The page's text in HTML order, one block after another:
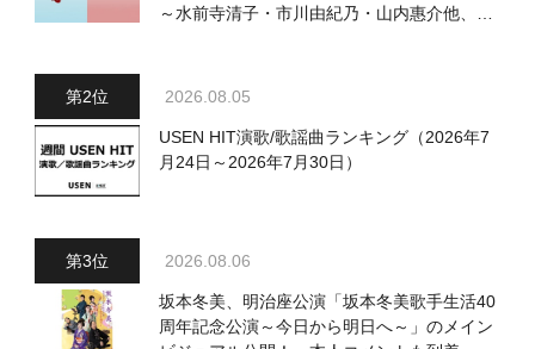
～水前寺清子・市川由紀乃・山内惠介他、
2026.08.05
USEN HIT演歌/歌謡曲ランキング（2026年7
月24日～2026年7月30日）
2026.08.06
坂本冬美、明治座公演「坂本冬美歌手生活40
周年記念公演～今日から明日へ～」のメイン